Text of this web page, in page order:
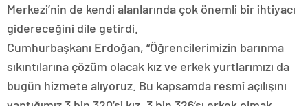
Merkezi’nin de kendi alanlarında çok önemli bir ihtiyacı
gidereceğini dile getirdi.
Cumhurbaşkanı Erdoğan, “Öğrencilerimizin barınma
sıkıntılarına çözüm olacak kız ve erkek yurtlarımızı da
bugün hizmete alıyoruz. Bu kapsamda resmî açılışını